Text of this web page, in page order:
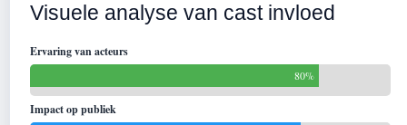
Visuele analyse van cast invloed
Ervaring van acteurs
80%
Impact op publiek